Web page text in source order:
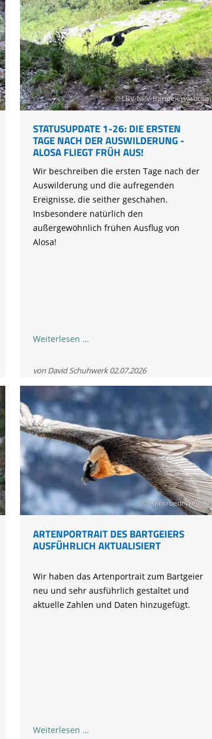
© LBV-NPV-Bartgeierwebcam
STATUSUPDATE 1-26: DIE ERSTEN
TAGE NACH DER AUSWILDERUNG -
ALOSA FLIEGT FRÜH AUS!
Wir beschreiben die ersten Tage nach der
Auswilderung und die aufregenden
Ereignisse, die seither geschahen.
Insbesondere natürlich den
außergewöhnlich frühen Ausflug von
Alosa!
Weiterlesen …Statusupdate
26:
ersten
Tage
nach
der
Auswilderung
-
Alosa
früh
von David Schuhwerk02.07.2026
© Hansruedi Weyrich
ARTENPORTRAIT DES BARTGEIERS
AUSFÜHRLICH AKTUALISIERT
Wir haben das Artenportrait zum Bartgeier
neu und sehr ausführlich gestaltet und
aktuelle Zahlen und Daten hinzugefügt.
Weiterlesen …